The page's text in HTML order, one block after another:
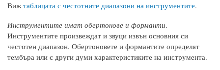
Вижтаблицата с честотните диапазони на инструментите.
Инструментите имат обертонове и форманти.
Инструментите произвеждат и звуци извън основния си
честотен диапазон. Обертоновете и формантите определят
тембъра или с други думи характеристиките на инструмента.